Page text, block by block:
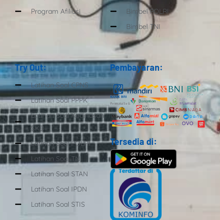
Program Afiliasi
Bimbel POLRI
Bimbel TNI
Try Out:
Latihan Soal CPNS
Latihan Soal PPPK
Latihan Soal Kedinasan
SKD
Latihan Soal POLRI
Latihan Soal TNI
Latihan Soal STAN
Latihan Soal IPDN
Latihan Soal STIS
Pembayaran:
Tersedia di: